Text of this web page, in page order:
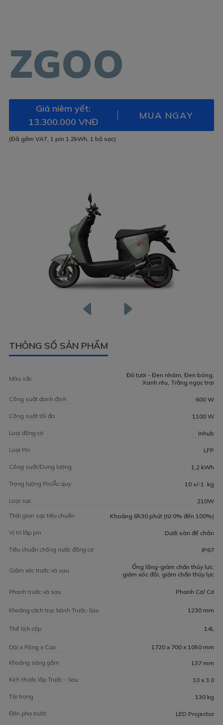
ZGOO
Giá niêm yết:
13.300.000 VNĐ
MUA NGAY
(Đã gồm VAT, 1 pin 1.2kWh, 1 bộ sạc)
THÔNG SỐ SẢN PHẨM
Màu sắc
Đỏ tươi - Đen nhám, Đen bóng,
Xanh rêu, Trắng ngọc trai
Công suất danh định 600 W
Công suất tối đa 1100 W
Loại động cơ Inhub
Loại Pin LFP
Công suất/Dung lượng 1,2 kWh
Trọng lượng Pin/Ắc quy 10 +/-1 kg
Loại sạc
210W
Thời gian sạc tiêu chuẩn
Khoảng 6h30 phút (từ 0% đến 100%)
Vị trí lắp pin Dưới sàn để chân
Tiêu chuẩn chống nước động cơ IP67
Giảm xóc trước và sau
Ống lồng-giảm chấn thủy lực;
giảm xóc đôi, giảm chấn thủy lực
Phanh trước và sau Phanh Cơ/ Cơ
Khoảng cách trục bánh Trước-Sau 1230 mm
Thể tích cốp 14L
Dài x Rộng x Cao 1720 x 700 x 1050 mm
Khoảng sáng gầm 137 mm
Kích thước lốp Trước - Sau 10 x 3.0
Tải trọng 130 kg
Đèn pha trước LED Projector